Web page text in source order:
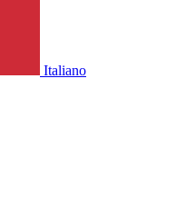
Italiano